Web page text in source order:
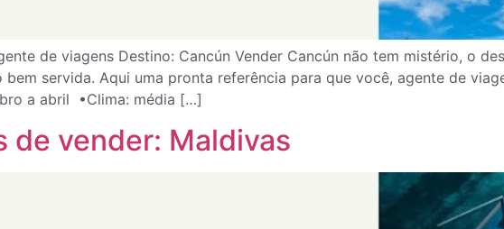
de viagens Destino: Cancún Vender Cancún não tem mistério, o
bem servida. Aqui uma pronta referência para que você, agente de
a abril ⁣ •Clima: média […]
de vender: Maldivas